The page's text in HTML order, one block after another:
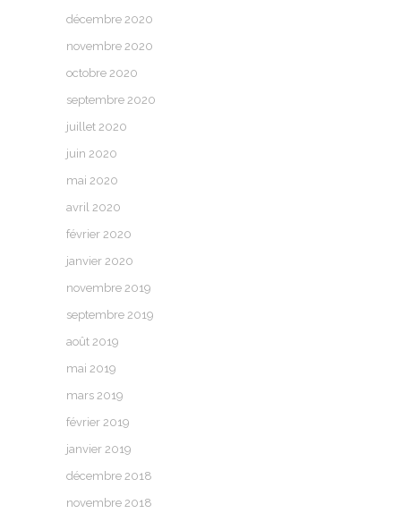
décembre 2020
novembre 2020
octobre 2020
septembre 2020
juillet 2020
juin 2020
mai 2020
avril 2020
février 2020
janvier 2020
novembre 2019
septembre 2019
août 2019
mai 2019
mars 2019
février 2019
janvier 2019
décembre 2018
novembre 2018